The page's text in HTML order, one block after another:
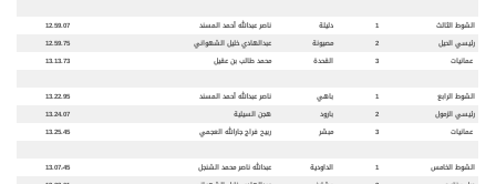
الشوط الثالث 1 دليلة ناصر عبدالله أحمد المسند
12.59.07
رئيسي الحيل
2 مصيونة عبدالهادي خليل الشهواني
12.59.75
عمانيات
3 القحدة محمد طالب بن عقيل 13.13.73
الشوط الرابع 1 باهي ناصر عبدالله أحمد المسند
13.22.95
رئيسي الزمول
2 بارود هجن السيلية
13.24.07
عمانيات
3 مبشر ربيح فراج جارالله العجمي 13.25.45
الشوط الخامس 1 الداودية عبدالله ناصر محمد الشنجل
13.07،45